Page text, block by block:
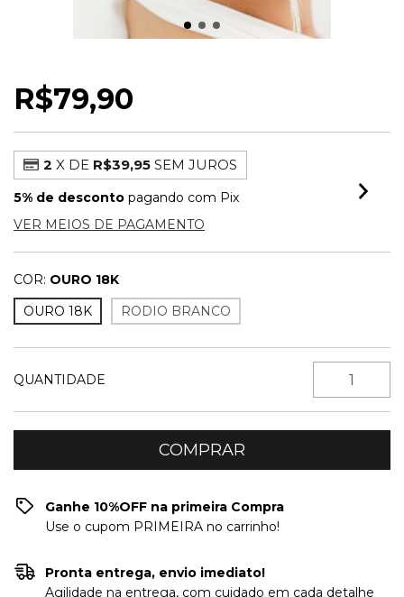
R$79,90
2 X DE R$39,95 SEM JUROS
5% de desconto pagando com Pix
VER MEIOS DE PAGAMENTO
COR: OURO 18K
OURO 18K
RODIO BRANCO
QUANTIDADE
Ganhe 10%OFF na primeira Compra
Use o cupom PRIMEIRA no carrinho!
Pronta entrega, envio imediato!
Agilidade na entrega, com cuidado em cada detalhe